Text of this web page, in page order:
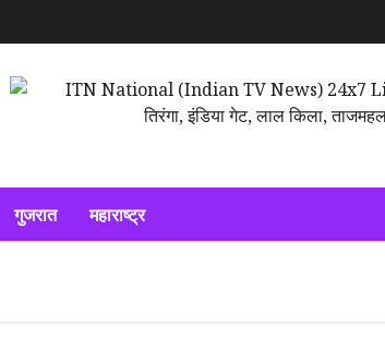
गुजरात महाराष्ट्र